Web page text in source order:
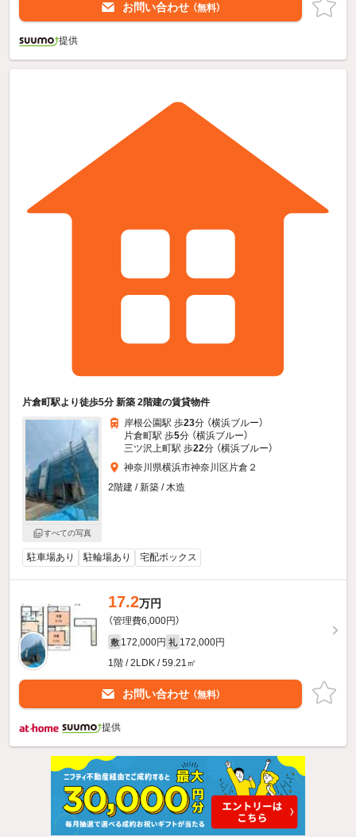
お問い合わせ （無料）
提供
片倉町駅より徒歩5分 新築 2階建の賃貸物件
すべての写真
岸根公園駅 歩23分 （横浜ブルー）
片倉町駅 歩5分 （横浜ブルー）
三ツ沢上町駅 歩22分 （横浜ブルー）
神奈川県横浜市神奈川区片倉２
2階建 / 新築 / 木造
駐車場あり 駐輪場あり 宅配ボックス
17.2万円
（管理費6,000円）
敷 172,000円 礼 172,000円
1階 / 2LDK / 59.21㎡
お問い合わせ （無料）
提供